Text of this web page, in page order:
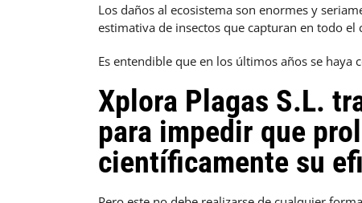
Los daños al ecosistema son enormes y
estimativa de insectos que capturan en todo
Es entendible que en los últimos años se
Xplora Plagas S.L.
para impedir que
científicamente su